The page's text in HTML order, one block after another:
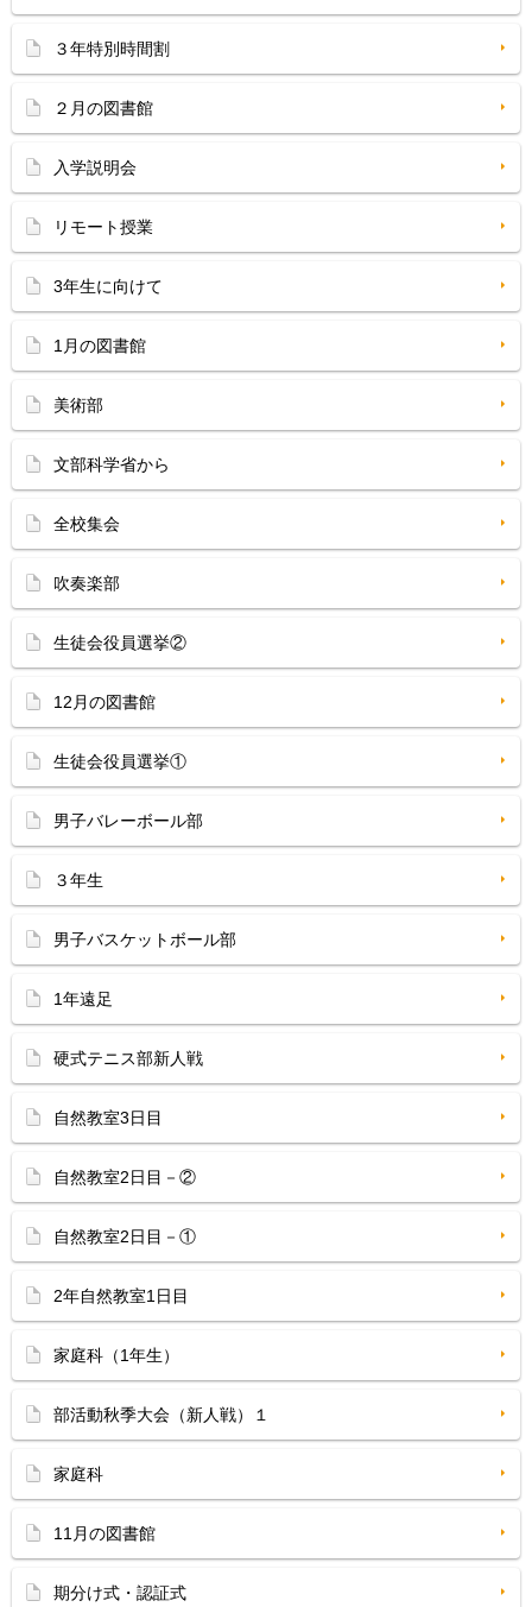
３年特別時間割
２月の図書館
入学説明会
リモート授業
3年生に向けて
1月の図書館
美術部
文部科学省から
全校集会
吹奏楽部
生徒会役員選挙②
12月の図書館
生徒会役員選挙①
男子バレーボール部
３年生
男子バスケットボール部
1年遠足
硬式テニス部新人戦
自然教室3日目
自然教室2日目－②
自然教室2日目－①
2年自然教室1日目
家庭科（1年生）
部活動秋季大会（新人戦）１
家庭科
11月の図書館
期分け式・認証式